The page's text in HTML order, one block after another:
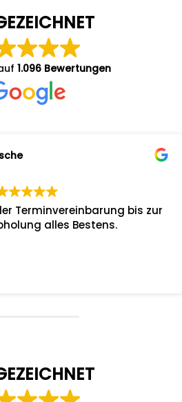
1.096 Bewertungen
Terminvereinbarung bis zur
alles Bestens.